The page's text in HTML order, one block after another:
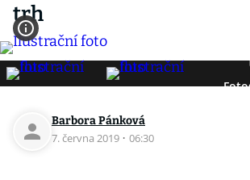
trh
Barbora Pánková
7. června 2019 · 06:30